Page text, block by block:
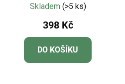
kapsy na psaní a mazání
Skladem (>5 ks)
398 Kč
DO KOŠÍKU